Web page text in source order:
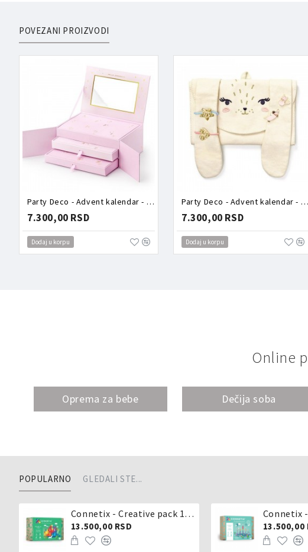
POVEZANI PROIZVODI
Party Deco - Advent kalendar - Roze kutija puna aksesoara
7.300,00 RSD
Dodaj u korpu
Party Deco - Advent kalendar - Torbica puna aksesoara zeka
7.300,00 RSD
Dodaj u korpu
Online
Oprema za bebe Dečija soba
POPULARNO GLEDALI STE...
Connetix - Creative pack 102 dela
13.500,00 RSD 13.500,00